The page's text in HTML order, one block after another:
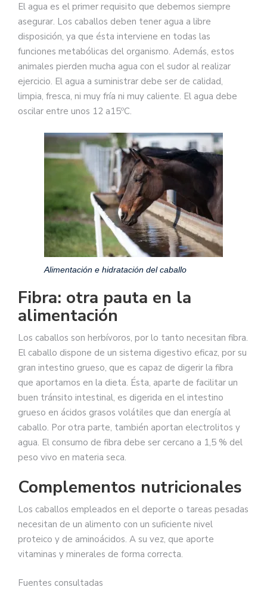
El agua es el primer requisito que debemos siempre
asegurar. Los caballos deben tener agua a libre
disposición, ya que ésta interviene en todas las
funciones metabólicas del organismo. Además, estos
animales pierden mucha agua con el sudor al realizar
ejercicio. El agua a suministrar debe ser de calidad,
limpia, fresca, ni muy fría ni muy caliente. El agua debe
oscilar entre unos 12 a15ºC.
Alimentación e hidratación del caballo
Fibra: otra pauta en la
alimentación
Los caballos son herbívoros, por lo tanto necesitan fibra.
El caballo dispone de un sistema digestivo eficaz, por su
gran intestino grueso, que es capaz de digerir la fibra
que aportamos en la dieta. Ésta, aparte de facilitar un
buen tránsito intestinal, es digerida en el intestino
grueso en ácidos grasos volátiles que dan energía al
caballo. Por otra parte, también aportan electrolitos y
agua. El consumo de fibra debe ser cercano a 1,5 % del
peso vivo en materia seca.
Complementos nutricionales
Los caballos empleados en el deporte o tareas pesadas
necesitan de un alimento con un suficiente nivel
proteico y de aminoácidos. A su vez, que aporte
vitaminas y minerales de forma correcta.
Fuentes consultadas